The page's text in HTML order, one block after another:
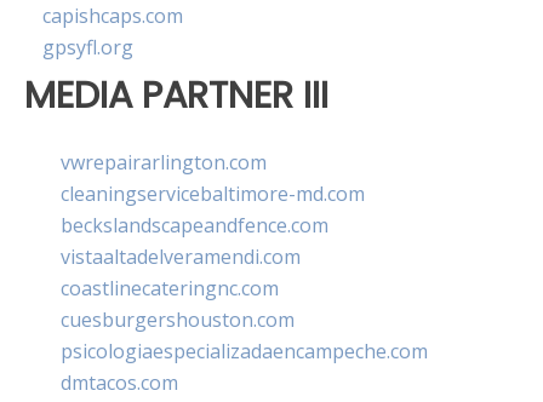
capishcaps.com
gpsyfl.org
MEDIA PARTNER III
vwrepairarlington.com
cleaningservicebaltimore-md.com
beckslandscapeandfence.com
vistaaltadelveramendi.com
coastlinecateringnc.com
cuesburgershouston.com
psicologiaespecializadaencampeche.com
dmtacos.com